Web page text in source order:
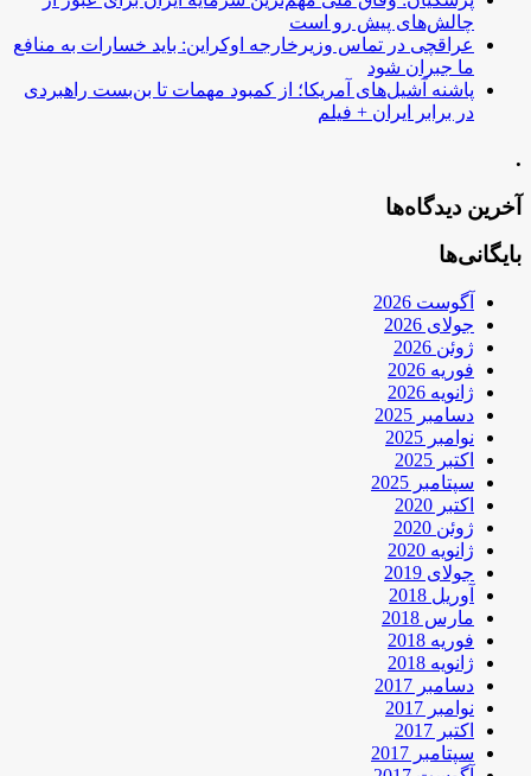
چالش‌های پیش رو است
عراقچی در تماس وزیرخارجه اوکراین: باید خسارات به منافع
ما جبران شود
پاشنه آشیل‌های آمریکا؛ از کمبود مهمات تا بن‌بست راهبردی
در برابر ایران + فیلم
.
آخرین دیدگاه‌ها
بایگانی‌ها
آگوست 2026
جولای 2026
ژوئن 2026
فوریه 2026
ژانویه 2026
دسامبر 2025
نوامبر 2025
اکتبر 2025
سپتامبر 2025
اکتبر 2020
ژوئن 2020
ژانویه 2020
جولای 2019
آوریل 2018
مارس 2018
فوریه 2018
ژانویه 2018
دسامبر 2017
نوامبر 2017
اکتبر 2017
سپتامبر 2017